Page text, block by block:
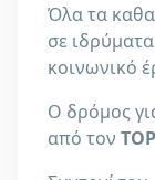
Όλα τα
σε
κοινωνικό
Ο δρόμος
από τον